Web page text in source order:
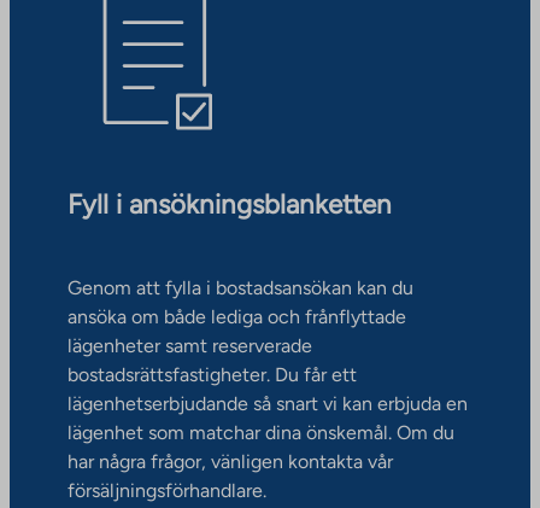
Fyll i ansökningsblanketten
Genom att fylla i bostadsansökan kan du
ansöka om både lediga och frånflyttade
lägenheter samt reserverade
bostadsrättsfastigheter. Du får ett
lägenhetserbjudande så snart vi kan erbjuda en
lägenhet som matchar dina önskemål. Om du
har några frågor, vänligen kontakta vår
försäljningsförhandlare.